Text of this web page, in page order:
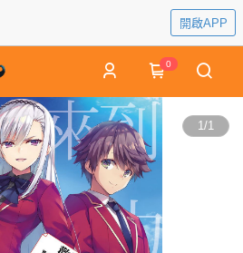
開啟APP
0
1/1